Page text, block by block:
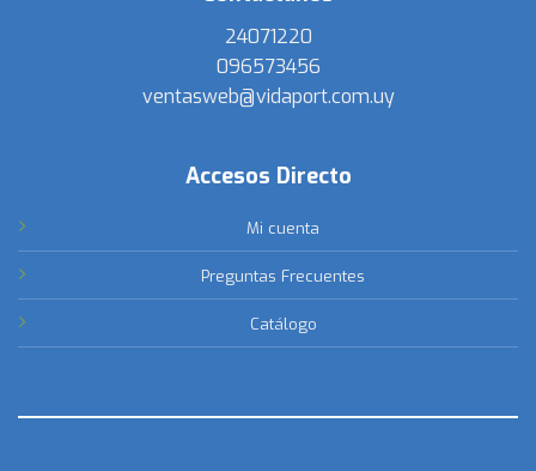
24071220
096573456
ventasweb@vidaport.com.uy
Accesos Directo
Mi cuenta
Preguntas Frecuentes
Catálogo